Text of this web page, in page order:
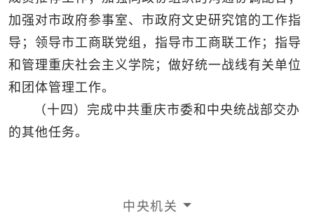
加强对市政府参事室、市政府文史研究馆的工作指
导；领导市工商联党组，指导市工商联工作；指导
和管理重庆社会主义学院；做好统一战线有关单位
和团体管理工作。
（十四）完成中共重庆市委和中央统战部交办
的其他任务。
中央机关